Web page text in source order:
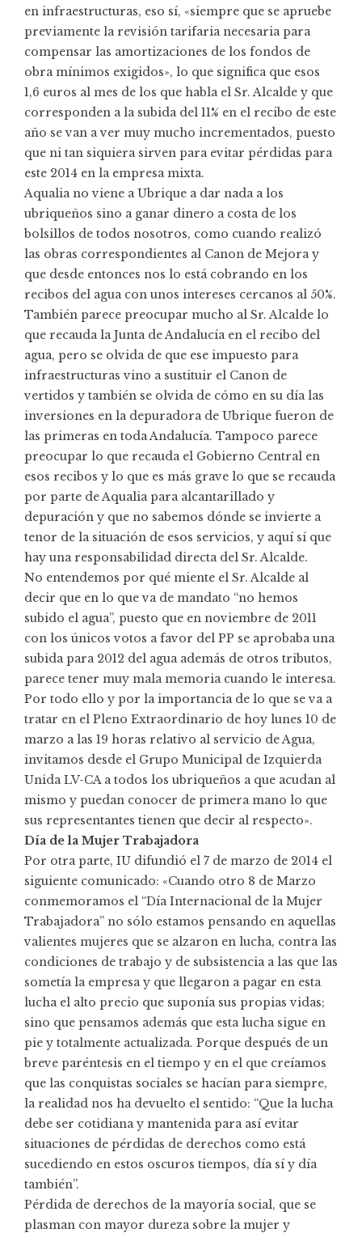
en infraestructuras, eso sí, «siempre que se apruebe
previamente la revisión tarifaria necesaria para
compensar las amortizaciones de los fondos de
obra mínimos exigidos», lo que significa que esos
1,6 euros al mes de los que habla el Sr. Alcalde y que
corresponden a la subida del 11% en el recibo de este
año se van a ver muy mucho incrementados, puesto
que ni tan siquiera sirven para evitar pérdidas para
este 2014 en la empresa mixta.
Aqualia no viene a Ubrique a dar nada a los
ubriqueños sino a ganar dinero a costa de los
bolsillos de todos nosotros, como cuando realizó
las obras correspondientes al Canon de Mejora y
que desde entonces nos lo está cobrando en los
recibos del agua con unos intereses cercanos al 50%.
También parece preocupar mucho al Sr. Alcalde lo
que recauda la Junta de Andalucía en el recibo del
agua, pero se olvida de que ese impuesto para
infraestructuras vino a sustituir el Canon de
vertidos y también se olvida de cómo en su día las
inversiones en la depuradora de Ubrique fueron de
las primeras en toda Andalucía. Tampoco parece
preocupar lo que recauda el Gobierno Central en
esos recibos y lo que es más grave lo que se recauda
por parte de Aqualia para alcantarillado y
depuración y que no sabemos dónde se invierte a
tenor de la situación de esos servicios, y aquí sí que
hay una responsabilidad directa del Sr. Alcalde.
No entendemos por qué miente el Sr. Alcalde al
decir que en lo que va de mandato “no hemos
subido el agua”, puesto que en noviembre de 2011
con los únicos votos a favor del PP se aprobaba una
subida para 2012 del agua además de otros tributos,
parece tener muy mala memoria cuando le interesa.
Por todo ello y por la importancia de lo que se va a
tratar en el Pleno Extraordinario de hoy lunes 10 de
marzo a las 19 horas relativo al servicio de Agua,
invitamos desde el Grupo Municipal de Izquierda
Unida LV-CA a todos los ubriqueños a que acudan al
mismo y puedan conocer de primera mano lo que
sus representantes tienen que decir al respecto».
Día de la Mujer Trabajadora
Por otra parte, IU difundió el 7 de marzo de 2014 el
siguiente comunicado: «Cuando otro 8 de Marzo
conmemoramos el “Día Internacional de la Mujer
Trabajadora” no sólo estamos pensando en aquellas
valientes mujeres que se alzaron en lucha, contra las
condiciones de trabajo y de subsistencia a las que las
sometía la empresa y que llegaron a pagar en esta
lucha el alto precio que suponía sus propias vidas;
sino que pensamos además que esta lucha sigue en
pie y totalmente actualizada. Porque después de un
breve paréntesis en el tiempo y en el que creíamos
que las conquistas sociales se hacían para siempre,
la realidad nos ha devuelto el sentido: “Que la lucha
debe ser cotidiana y mantenida para así evitar
situaciones de pérdidas de derechos como está
sucediendo en estos oscuros tiempos, día sí y día
también”.
Pérdida de derechos de la mayoría social, que se
plasman con mayor dureza sobre la mujer y